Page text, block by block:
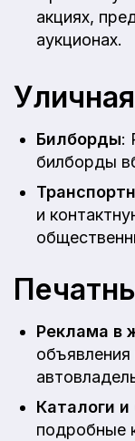
акциях,
аукционах.
Билборды:
билборды
и
Реклама в
Каталоги
подробные